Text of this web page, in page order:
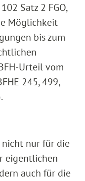
Satz 2 FGO,
Möglichkeit
bis zum
Urteil vom
245, 499,
nicht nur für die
eigentlichen
auch für die